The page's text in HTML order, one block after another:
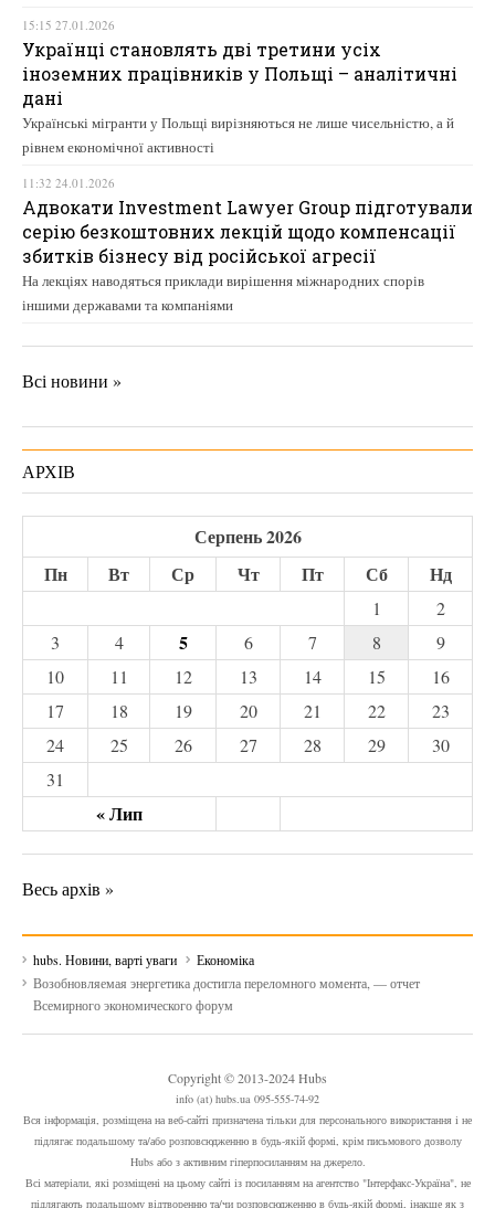
15:15 27.01.2026
Українці становлять дві третини усіх
іноземних працівників у Польщі – аналітичні
дані
Українські мігранти у Польщі вирізняються не лише чисельністю, а й
рівнем економічної активності
11:32 24.01.2026
Адвокати Investment Lawyer Group підготували
серію безкоштовних лекцій щодо компенсації
збитків бізнесу від російської агресії
На лекціях наводяться приклади вирішення міжнародних спорів
іншими державами та компаніями
Всі новини »
АРХІВ
Серпень 2026
Пн
Вт Ср Чт Пт Сб Нд
« Лип
1
2
3
4 5 6 7 8
9
10
11 12 13 14 15
16
17
18 19 20 21 22
23
24
25 26 27 28 29
30
31
Весь архів »
hubs. Новини, варті уваги
Економіка
Возобновляемая энергетика достигла переломного момента, — отчет
Всемирного экономического форум
Copyright © 2013-2024 Hubs
info (at) hubs.ua 095-555-74-92
Вся інформація, розміщена на веб-сайті призначена тільки для персонального використання і не
підлягає подальшому та/або розповсюдженню в будь-якій формі, крім письмового дозволу
Hubs або з активним гіперпосиланням на джерело.
Всі матеріали, які розміщені на цьому сайті із посиланням на агентство "Інтерфакс-Україна", не
підлягають подальшому відтворенню та/чи розповсюдженню в будь-якій формі, інакше як з